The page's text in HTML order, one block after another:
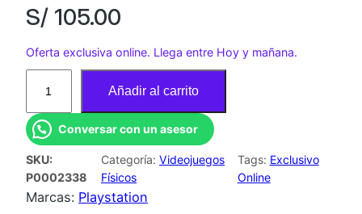
S/ 105.00
Oferta exclusiva online. Llega entre Hoy y mañana.
E
G
O
P
S
Añadir al carrito
Conversar con un asesor
SKU:
P0002338
Categoría:Videojuegos
Físicos
Tags: Exclusivo
Online
Marcas: Playstation